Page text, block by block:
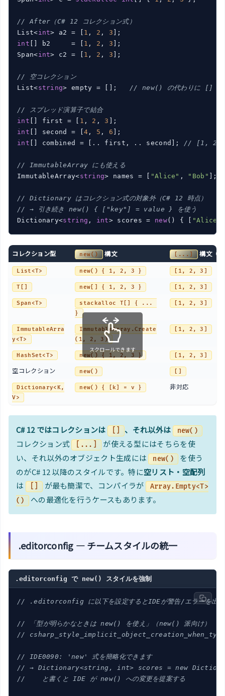
// After（C# 12 コレクション式）
List<int> a2 = [ 1 , 2 , 3
int [] b2     = [ 1 , 2 , 3 ];
Span<int> c2 = [ 1 , 2 , 3 ];
// 空コレクション
List<string> empty = []; // new() の代わりに []
// スプレッド演算子で結合
int [] first = [ 1 , 2 , 3
int [] second = [ 4 , 5 , 6
int [] combined = [.. first, .. second]; // [1, 2,
// ImmutableArray にも使える
ImmutableArray<string> names = [ "Alice" , "Bob" ];
// Dictionary はコレクション式の対象外（C# 12 時点）
// → 引き続き new() { ["key"] = value } を使う
Dictionary<string , int> scores = new() { [ "Alice"
コレクション型 new() 構文 [...] 構文（
List<T> new() { 1, 2, 3 } [1, 2, 3]
T[] new[] { 1, 2, 3 } [1, 2, 3]
Span<T>
stackalloc T[] { ...
}
[1, 2, 3]
ImmutableArra
y<T>
ImmutableArray.Create
(1, 2, 3)
[1, 2, 3]
HashSet<T> new() { 1, 2, 3 } [1, 2, 3]
空コレクション new() []
Dictionary<K,
V>
new() { [k] = v } 非対応
スクロールできます
C# 12 ではコレクションは 、それ以外は new()
コレクション式 [...]
が使える型にはそちらを使
い、それ以外のオブジェクト生成には new()
を使う
のがC# 12 以降のスタイルです。特に空リスト・空配列
は
が最も簡潔で、コンパイラが
Array.Empty<T>
()
への最適化を行うケースもあります。
.editorconfig — チームスタイルの統一
.editorconfig で new() スタイルを強制
// .editorconfig に以下を設定するとIDEが警告/エラーを出す
// 「型が明らかなときは new() を使え」（new() 派向け）
//
// IDE0090: 'new' 式を簡略化できます
// → Dictionary<string, int> scores = new
//    と書くと IDE が new() への変更を提案する